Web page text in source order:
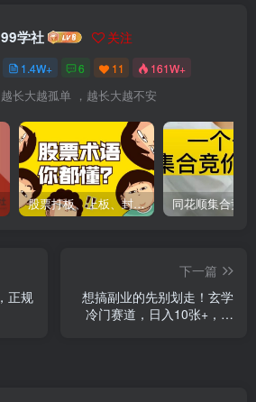
99学社 关注
1.4W+ 6 11 161W+
越长大越孤单 ，越长大越不安
股票打板、上板、封板、翘板、炸板是什么意思？炒股你必须懂的暗语！
下一篇
想搞副业的先别划走！玄学
冷门赛道，日入10张+，悄